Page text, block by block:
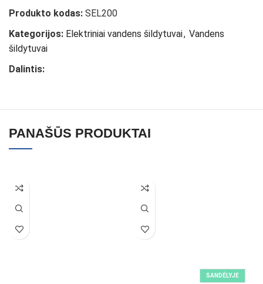
Produkto kodas: SEL200
Kategorijos: Elektriniai vandens šildytuvai, Vandens
šildytuvai
Dalintis:
PANAŠŪS PRODUKTAI
SANDĖLYJE